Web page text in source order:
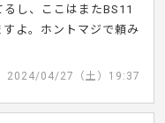
し、ここはまたBS11
よ。ホントマジで頼み
2024/04/27（土）19:37